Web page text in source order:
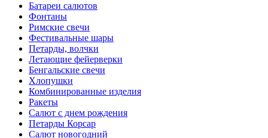
Батареи салютов
Фонтаны
Римские свечи
Фестивальные шары
Петарды, волчки
Летающие фейерверки
Бенгальские свечи
Хлопушки
Комбинированные изделия
Ракеты
Салют с днем рождения
Петарды Корсар
Салют новогодний